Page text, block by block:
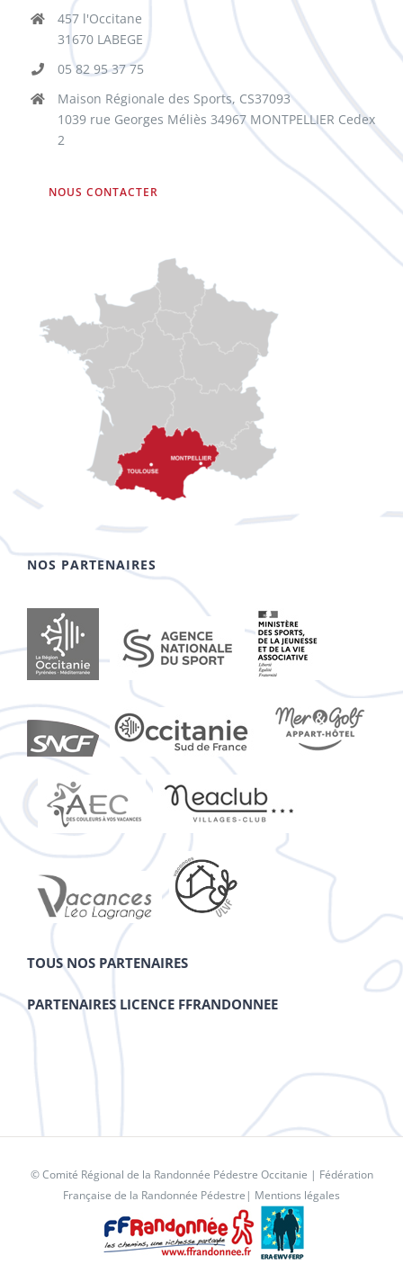
457 l'Occitane
31670 LABEGE
05 82 95 37 75
Maison Régionale des Sports, CS37093
1039 rue Georges Méliès 34967 MONTPELLIER Cedex
2
NOUS CONTACTER
NOS PARTENAIRES
TOUS NOS PARTENAIRES
PARTENAIRES LICENCE FFRANDONNEE
© Comité Régional de la Randonnée Pédestre Occitanie | Fédération
Française de la Randonnée Pédestre | Mentions légales